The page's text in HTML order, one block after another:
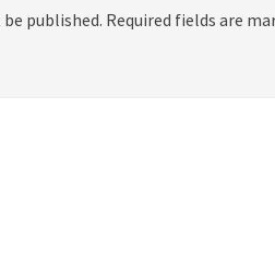
published. Required fields are